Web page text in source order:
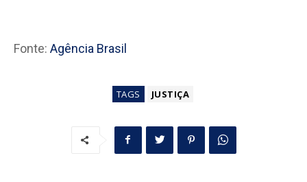
Fonte: Agência Brasil
TAGS JUSTIÇA